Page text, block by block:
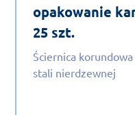
opakowanie
25 szt.
Ściernica
stali nierdzewnej